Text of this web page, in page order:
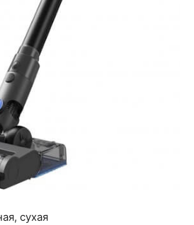
сухая